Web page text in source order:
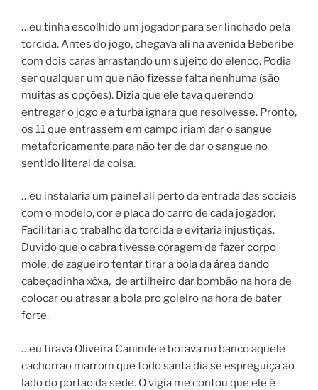
…eu tinha escolhido um jogador para ser linchado pela
torcida. Antes do jogo, chegava ali na avenida Beberibe
com dois caras arrastando um sujeito do elenco. Podia
ser qualquer um que não fizesse falta nenhuma (são
muitas as opções). Dizia que ele tava querendo
entregar o jogo e a turba ignara que resolvesse. Pronto,
os 11 que entrassem em campo iriam dar o sangue
metaforicamente para não ter de dar o sangue no
sentido literal da coisa.
…eu instalaria um painel ali perto da entrada das sociais
com o modelo, cor e placa do carro de cada jogador.
Facilitaria o trabalho da torcida e evitaria injustiças.
Duvido que o cabra tivesse coragem de fazer corpo
mole, de zagueiro tentar tirar a bola da área dando
cabeçadinha xôxa, de artilheiro dar bombão na hora de
colocar ou atrasar a bola pro goleiro na hora de bater
forte.
…eu tirava Oliveira Canindé e botava no banco aquele
cachorrão marrom que todo santa dia se espreguiça ao
lado do portão da sede. O vigia me contou que ele é